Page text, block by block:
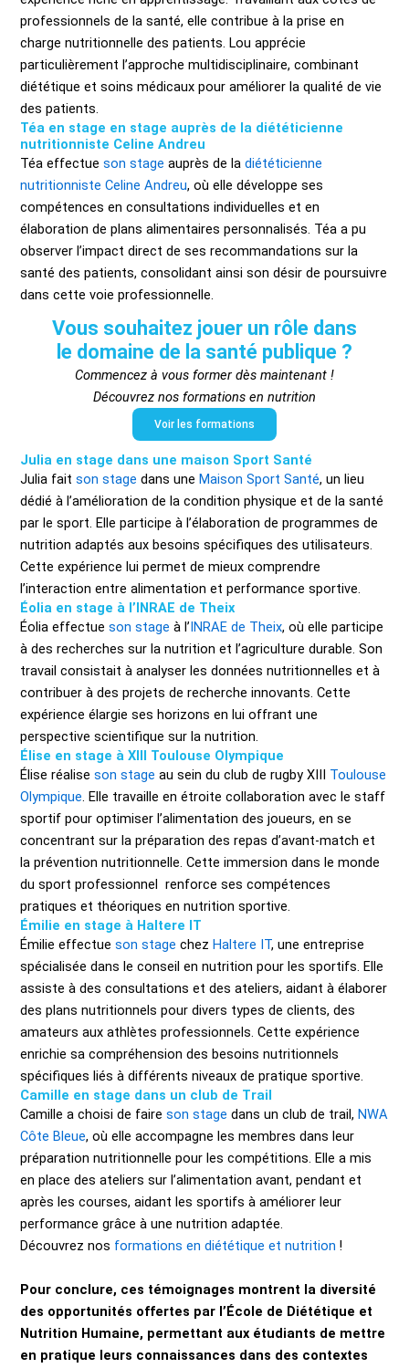
professionnels de la santé, elle contribue à la prise en
charge nutritionnelle des patients. Lou apprécie
particulièrement l’approche multidisciplinaire, combinant
diététique et soins médicaux pour améliorer la qualité de vie
des patients.
Téa en stage en stage auprès de la diététicienne
nutritionniste Celine Andreu
Téa effectueson stage auprès de ladiététicienne
nutritionniste Celine Andreu, où elle développe ses
compétences en consultations individuelles et en
élaboration de plans alimentaires personnalisés. Téa a pu
observer l’impact direct de ses recommandations sur la
santé des patients, consolidant ainsi son désir de poursuivre
dans cette voie professionnelle.
Vous souhaitez jouer un rôle dans
le domaine de la santé publique ?
Commencez à vous former dès maintenant !
Découvrez nos formations en nutrition
Voir les formations
Julia en stage dans une maison Sport Santé
Julia faitson stage dans uneMaison Sport Santé, un lieu
dédié à l’amélioration de la condition physique et de la santé
par le sport. Elle participe à l’élaboration de programmes de
nutrition adaptés aux besoins spécifiques des utilisateurs.
Cette expérience lui permet de mieux comprendre
l’interaction entre alimentation et performance sportive.
Éolia en stage à l’INRAE de Theix
Éolia effectueson stage à l’INRAE de Theix, où elle participe
à des recherches sur la nutrition et l’agriculture durable. Son
travail consistait à analyser les données nutritionnelles et à
contribuer à des projets de recherche innovants. Cette
expérience élargie ses horizons en lui offrant une
perspective scientifique sur la nutrition.
Élise en stage à XIII Toulouse Olympique
Élise réaliseson stage au sein du club de rugby XIII Toulouse
Olympique. Elle travaille en étroite collaboration avec le staff
sportif pour optimiser l’alimentation des joueurs, en se
concentrant sur la préparation des repas d’avant-match et
la prévention nutritionnelle. Cette immersion dans le monde
du sport professionnel renforce ses compétences
pratiques et théoriques en nutrition sportive.
Émilie en stage à Haltere IT
Émilie effectueson stage chezHaltere IT, une entreprise
spécialisée dans le conseil en nutrition pour les sportifs. Elle
assiste à des consultations et des ateliers, aidant à élaborer
des plans nutritionnels pour divers types de clients, des
amateurs aux athlètes professionnels. Cette expérience
enrichie sa compréhension des besoins nutritionnels
spécifiques liés à différents niveaux de pratique sportive.
Camille en stage dans un club de Trail
Camille a choisi de faireson stage dans un club de trail,NWA
Côte Bleue, où elle accompagne les membres dans leur
préparation nutritionnelle pour les compétitions. Elle a mis
en place des ateliers sur l’alimentation avant, pendant et
après les courses, aidant les sportifs à améliorer leur
performance grâce à une nutrition adaptée.
Découvrez nos formations en diététique et nutrition !
Pour conclure, ces témoignages montrent la diversité
des opportunités offertes par l’École de Diététique et
Nutrition Humaine, permettant aux étudiants de mettre
en pratique leurs connaissances dans des contextes